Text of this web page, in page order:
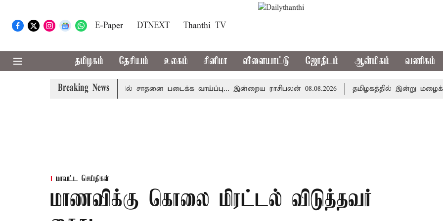
E-Paper DTNEXT Thanthi TV
தமிழகம் தேசியம் உலகம் சினிமா விளையாட்டு ஜோதிடம் ஆன்மிகம் வணிகம்
Breaking News
மையம் அப்டேட் தொழிலில் சாதனை படைக்க வாய்ப்பு... இன்றைய ராசிபலன் 08.08.2026 தமிழகத்தில் இன்று மழைக்கு
மாவட்ட செய்திகள்
மாணவிக்கு கொலை மிரட்டல் விடுத்தவர்